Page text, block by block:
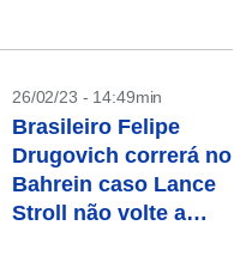
26/02/23 - 14:49min
Brasileiro Felipe
Drugovich correrá no
Bahrein caso Lance
Stroll não volte a